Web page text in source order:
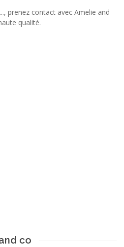
prenez contact avec Amelie and
qualité.
co